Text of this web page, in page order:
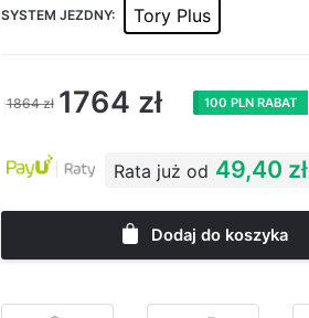
SYSTEM JEZDNY: Tory Plus
1864zł 1764 zł 100 PLN RABAT
Rata już od 49,40 zł
Dodaj do koszyka